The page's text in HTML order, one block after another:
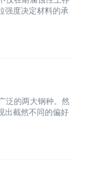
强度决定材料的承
泛的两大钢种。然
出截然不同的偏好